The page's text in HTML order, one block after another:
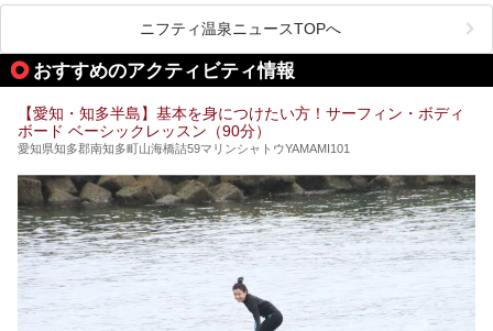
ムリエの目線で紹介していきます！
名古屋市内にはスーパー銭湯や日帰り温泉が多く、「どこに
行こうかな？」と悩んでしまう方も多いと思います。
ぜひこの記事を参考にして「キャナル・リゾート」に出かけ
てみるのはいかがでしょうか？
ニフティ温泉ニュースTOPへ
おすすめのアクティビティ情報
【愛知・知多半島】基本を身につけたい方！サーフィン・ボディ
ボード ベーシックレッスン（90分）
愛知県知多郡南知多町山海橋詰59マリンシャトウYAMAMI101